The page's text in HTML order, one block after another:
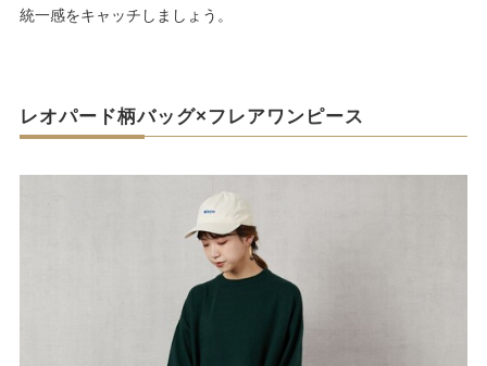
統一感をキャッチしましょう。
レオパード柄バッグ×フレアワンピース